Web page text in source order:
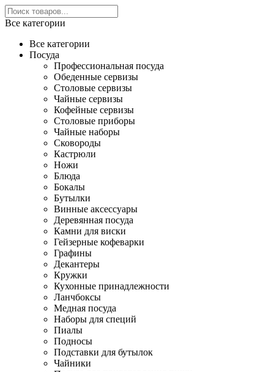
Все категории
Все категории
Посуда
Профессиональная посуда
Обеденные сервизы
Столовые сервизы
Чайные сервизы
Кофейные сервизы
Столовые приборы
Чайные наборы
Сковороды
Кастрюли
Ножи
Блюда
Бокалы
Бутылки
Винные аксессуары
Деревянная посуда
Камни для виски
Гейзерные кофеварки
Графины
Декантеры
Кружки
Кухонные принадлежности
Ланчбоксы
Медная посуда
Наборы для специй
Пиалы
Подносы
Подставки для бутылок
Чайники